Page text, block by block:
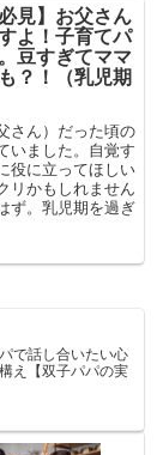
見】お父さん
よ！子育てパ
豆すぎてママ
？！（乳児期
さん）だった頃の
いました。自覚す
役に立ってほしい
リかもしれません
ず。乳児期を過ぎ
で話し合いたい心
え【双子パパの実